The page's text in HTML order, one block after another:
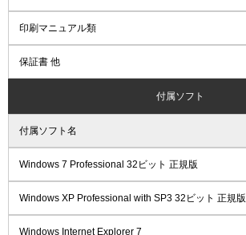
印刷マニュアル類
保証書 他
付属ソフト
付属ソフト名
Windows 7 Professional 32ビット 正規版
Windows XP Professional with SP3 32ビット 正規版
Windows Internet Explorer 7